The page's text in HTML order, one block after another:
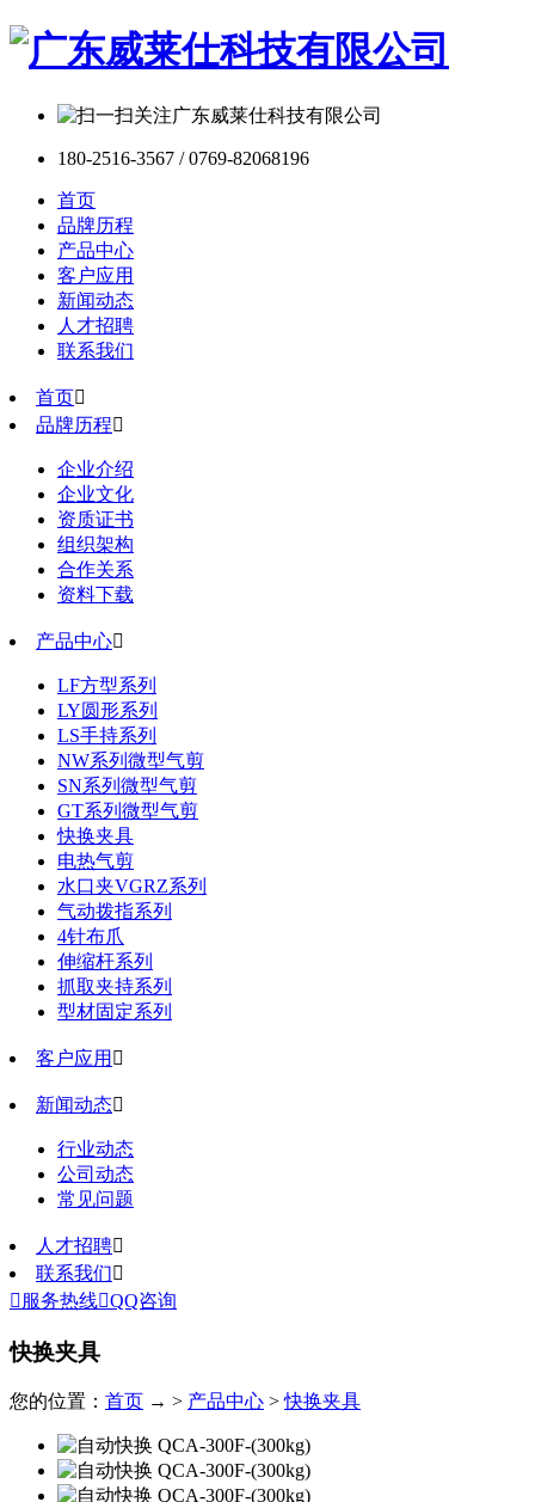
180-2516-3567 / 0769-82068196
首页
品牌历程
产品中心
客户应用
新闻动态
人才招聘
联系我们
首页
品牌历程
企业介绍
企业文化
资质证书
组织架构
合作关系
资料下载
产品中心
LF方型系列
LY圆形系列
LS手持系列
NW系列微型气剪
SN系列微型气剪
GT系列微型气剪
快换夹具
电热气剪
水口夹VGRZ系列
气动拨指系列
4针布爪
伸缩杆系列
抓取夹持系列
型材固定系列
客户应用 
新闻动态
行业动态
公司动态
常见问题
人才招聘
联系我们
 服务热线QQ咨询
快换夹具
您的位置： 首页 → > 产品中心 >快换夹具